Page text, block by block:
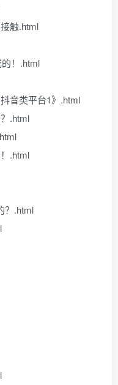
触.html
！.html
音类平台1》.html
.html
.html
？.html